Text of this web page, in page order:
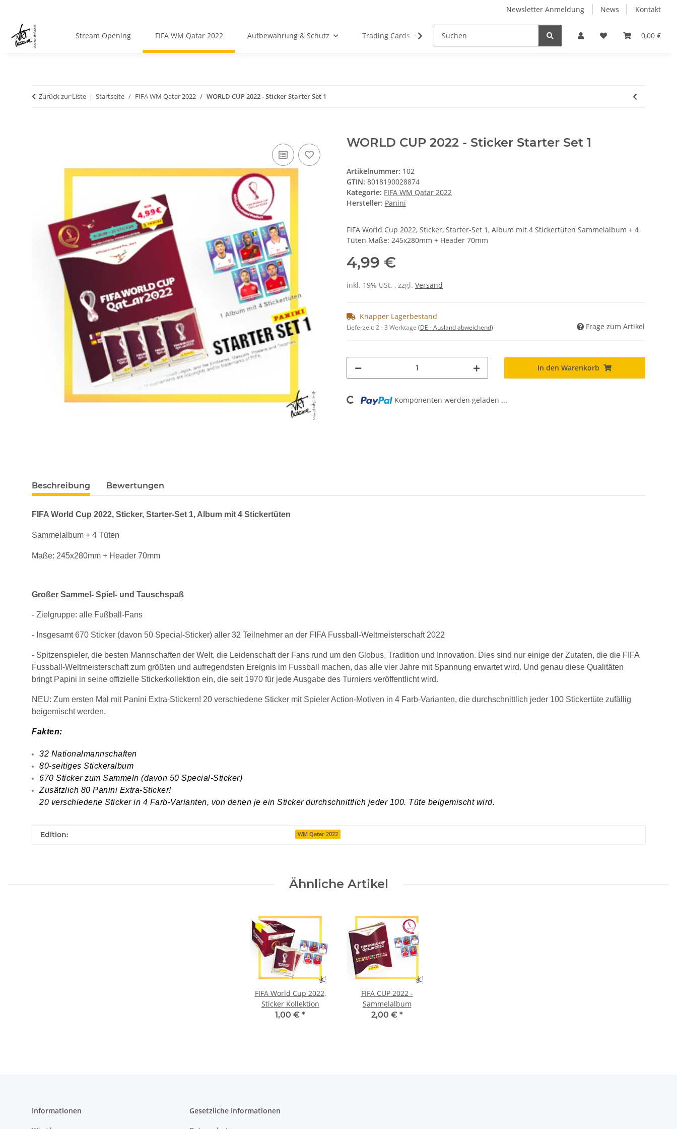
Newsletter Anmeldung News Kontakt
0,00 €
Stream Opening FIFA WM Qatar 2022 Aufbewahrung & Schutz Trading Cards Würfel / Dices Mineralien und Edelsteine
Zurück zur Liste Startseite FIFA WM Qatar 2022 WORLD CUP 2022 - Sticker Starter Set 1
WORLD CUP 2022 - Sticker Starter Set 1
Artikelnummer: 102
GTIN: 8018190028874
Kategorie: FIFA WM Qatar 2022
Hersteller: Panini
FIFA World Cup 2022, Sticker, Starter-Set 1, Album mit 4 Stickertüten Sammelalbum + 4
Tüten Maße: 245x280mm + Header 70mm
4,99 €
inkl. 19% USt. , zzgl. Versand
Knapper Lagerbestand
Lieferzeit:2 - 3 Werktage (DE - Ausland abweichend) Frage zum Artikel
In den Warenkorb
Loading... Komponenten werden geladen ...
Beschreibung Bewertungen
FIFA World Cup 2022, Sticker, Starter-Set 1, Album mit 4 Stickertüten
Sammelalbum + 4 Tüten
Maße: 245x280mm + Header 70mm
Großer Sammel- Spiel- und Tauschspaß
- Zielgruppe: alle Fußball-Fans
- Insgesamt 670 Sticker (davon 50 Special-Sticker) aller 32 Teilnehmer an der FIFA Fussball-Weltmeisterschaft 2022
- Spitzenspieler, die besten Mannschaften der Welt, die Leidenschaft der Fans rund um den Globus, Tradition und Innovation. Dies sind nur einige der Zutaten, die die FIFA
Fussball-Weltmeisterschaft zum größten und aufregendsten Ereignis im Fussball machen, das alle vier Jahre mit Spannung erwartet wird. Und genau diese Qualitäten
bringt Papini in seine offizielle Stickerkollektion ein, die seit 1970 für jede Ausgabe des Turniers veröffentlicht wird.
NEU: Zum ersten Mal mit Panini Extra-Stickern! 20 verschiedene Sticker mit Spieler Action-Motiven in 4 Farb-Varianten, die durchschnittlich jeder 100 Stickertüte zufällig
beigemischt werden.
Fakten:
32 Nationalmannschaften
80-seitiges Stickeralbum
670 Sticker zum Sammeln (davon 50 Special-Sticker)
Zusätzlich 80 Panini Extra-Sticker!
20 verschiedene Sticker in 4 Farb-Varianten, von denen je ein Sticker durchschnittlich jeder 100. Tüte beigemischt wird.
Produkteigenschaft
Wert
Edition: WM Qatar 2022
Ähnliche Artikel
FIFA World Cup 2022,
Sticker Kollektion
1,00 € *
FIFA CUP 2022 -
Sammelalbum
2,00 € *
Informationen Gesetzliche Informationen